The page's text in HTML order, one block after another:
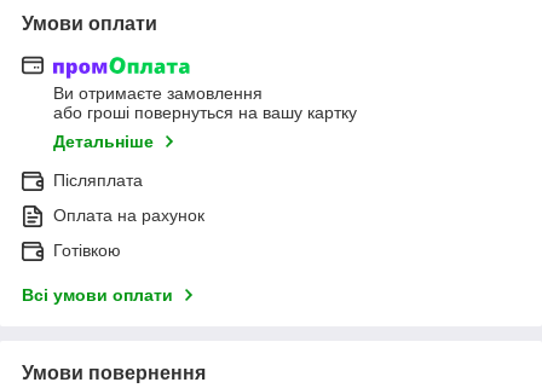
Умови оплати
Ви отримаєте замовлення
або гроші повернуться на вашу картку
Детальніше
Післяплата
Оплата на рахунок
Готівкою
Всі умови оплати
Умови повернення